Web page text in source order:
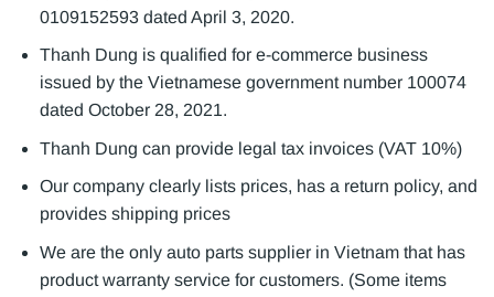
0109152593 dated April 3, 2020.
Thanh Dung is qualified for e-commerce business
issued by the Vietnamese government number 100074
dated October 28, 2021.
Thanh Dung can provide legal tax invoices (VAT 10%)
Our company clearly lists prices, has a return policy, and
provides shipping prices
We are the only auto parts supplier in Vietnam that has
product warranty service for customers. (Some items